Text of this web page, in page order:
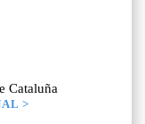
Cataluña
>